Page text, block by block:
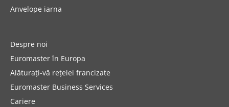
Anvelope iarna
Despre noi
Euromaster în Europa
Alăturați-vă rețelei francizate
Euromaster Business Services
Cariere